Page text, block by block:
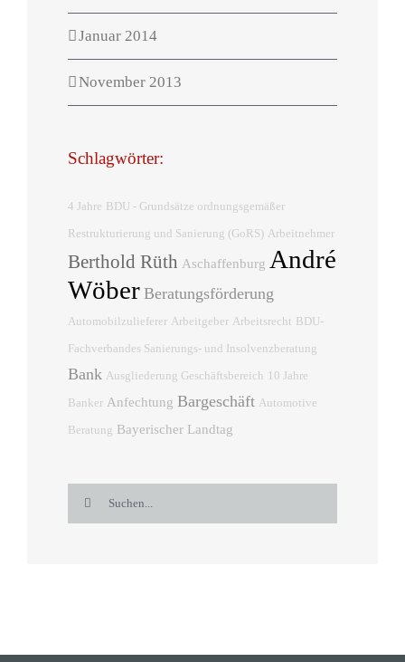
Januar 2014
November 2013
Schlagwörter:
4 Jahre BDU - Grundsätze ordnungsgemäßer
Restrukturierung und Sanierung (GoRS) Arbeitnehmer
Berthold Rüth Aschaffenburg André
Wöber Beratungsförderung
Automobilzulieferer Arbeitgeber Arbeitsrecht BDU-
Fachverbandes Sanierungs- und Insolvenzberatung
Bank Ausgliederung Geschäftsbereich 10 Jahre
Banker Anfechtung Bargeschäft Automotive
Beratung Bayerischer Landtag
Suche
nach: